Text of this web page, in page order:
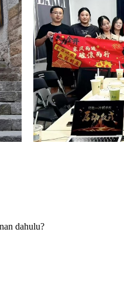
dahulu?